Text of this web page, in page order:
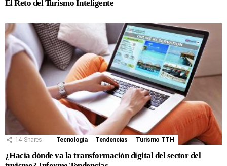
El Reto del Turismo Inteligente
14 Shares Tecnología Tendencias Turismo TTH
¿Hacia dónde va la transformación digital del sector del